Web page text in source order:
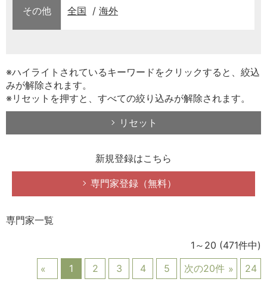
その他 全国 海外
※ハイライトされているキーワードをクリックすると、絞込
みが解除されます。
※リセットを押すと、すべての絞り込みが解除されます。
リセット
新規登録はこちら
専門家登録（無料）
専門家一覧
1～20 (471件中)
1
2 3 4 5 次の20件 24